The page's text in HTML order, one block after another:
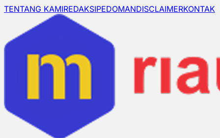
TENTANG KAMIREDAKSIPEDOMANDISCLAIMERKONTAK